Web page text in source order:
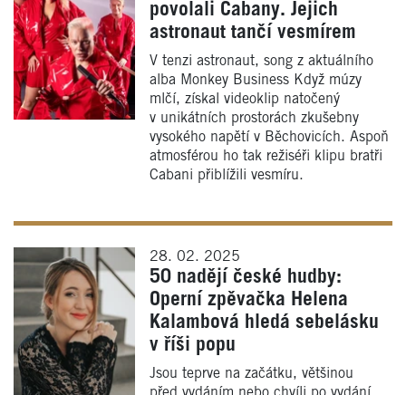
povolali Cabany. Jejich
astronaut tančí vesmírem
V tenzi astronaut, song z aktuálního
alba Monkey Business Když múzy
mlčí, získal videoklip natočený
v unikátních prostorách zkušebny
vysokého napětí v Běchovicích. Aspoň
atmosférou ho tak režiséři klipu bratři
Cabani přiblížili vesmíru.
28. 02. 2025
50 nadějí české hudby:
Operní zpěvačka Helena
Kalambová hledá sebelásku
v říši popu
Jsou teprve na začátku, většinou